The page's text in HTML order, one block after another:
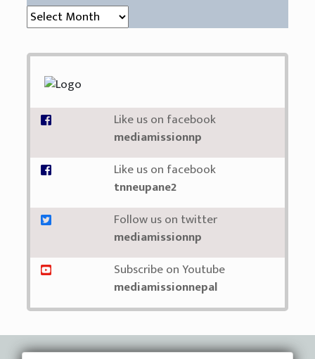
संग्रह (Archive)
Like us on facebook
mediamissionnp
Like us on facebook
tnneupane2
Follow us on twitter
mediamissionnp
Subscribe on Youtube
mediamissionnepal